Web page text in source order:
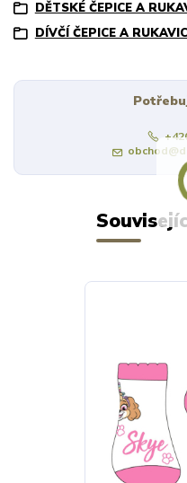
DĚTSKÉ ČEPICE A
DÍVČÍ ČEPICE A